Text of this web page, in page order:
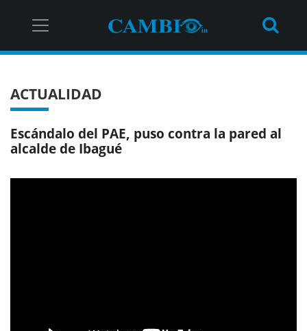
ACTUALIDAD
Escándalo del PAE, puso contra la pared al
alcalde de Ibagué